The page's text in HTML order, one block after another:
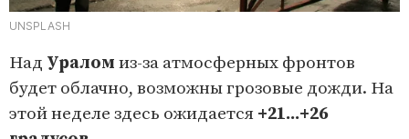
UNSPLASH
Над Уралом из-за атмосферных фронтов
будет облачно, возможны грозовые дожди. На
этой неделе здесь ожидается +21...+26